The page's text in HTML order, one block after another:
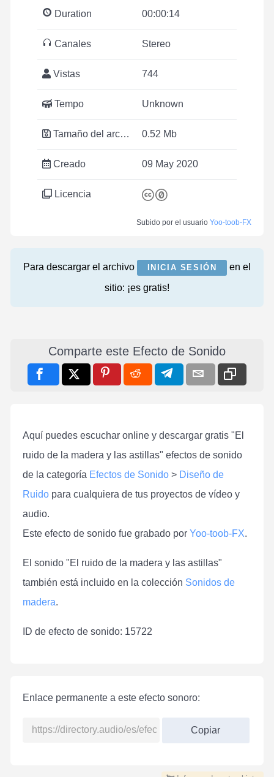
Duration 00:00:14
Canales Stereo
Vistas 744
Tempo Unknown
Tamaño del archivo 0.52 Mb
Creado 09 May 2020
Licencia
Subido por el usuario Yoo-toob-FX
Para descargar el archivo INICIA SESIÓN
en el
sitio: ¡es gratis!
Comparte este Efecto de Sonido
Aquí puedes escuchar online y descargar gratis "El
ruido de la madera y las astillas" efectos de sonido
de la categoría Efectos de Sonido > Diseño de
Ruido para cualquiera de tus proyectos de vídeo y
audio.
Este efecto de sonido fue grabado por Yoo-toob-FX.
El sonido "El ruido de la madera y las astillas"
también está incluido en la colección Sonidos de
madera.
ID de efecto de sonido: 15722
Enlace permanente a este efecto sonoro:
Copiar